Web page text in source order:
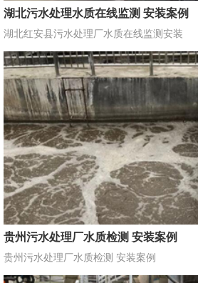
湖北污水处理水质在线监测 安装案例
湖北红安县污水处理厂水质在线监测安装
贵州污水处理厂水质检测 安装案例
贵州污水处理厂水质检测 安装案例